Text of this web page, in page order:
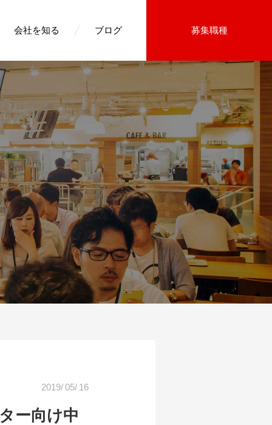
会社を知る ブログ 募集職種
2019/05/ 16
ー向け中